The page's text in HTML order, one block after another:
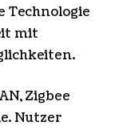
Technologie
mit
Zigbee
Nutzer